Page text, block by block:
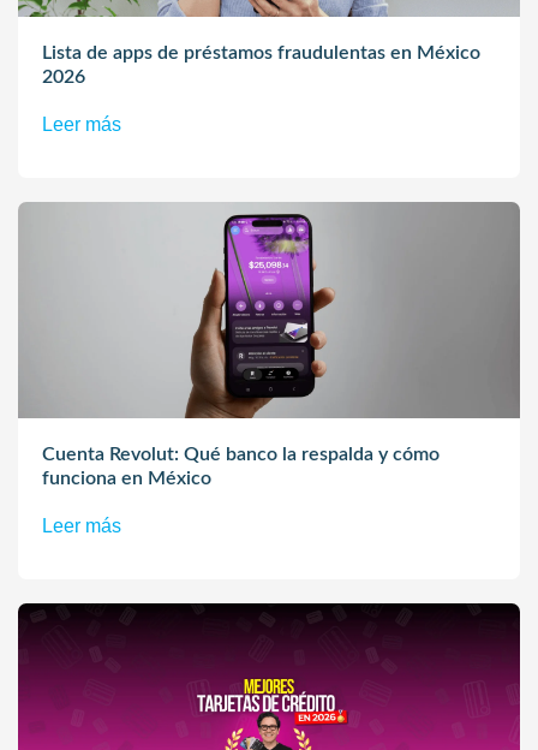
Lista de apps de préstamos fraudulentas en México
2026
Leer más
Cuenta Revolut: Qué banco la respalda y cómo
funciona en México
Leer más